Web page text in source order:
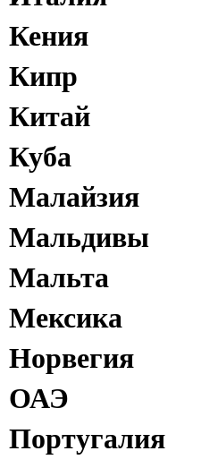
Кения
Кипр
Китай
Куба
Малайзия
Мальдивы
Мальта
Мексика
Норвегия
ОАЭ
Португалия